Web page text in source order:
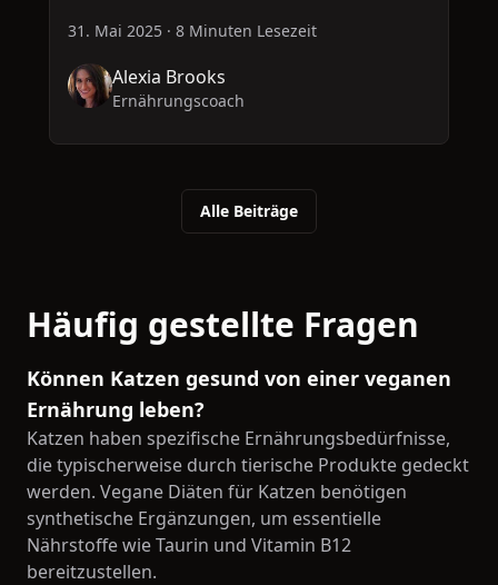
31. Mai 2025 · 8 Minuten Lesezeit
Alexia Brooks
Ernährungscoach
Alle Beiträge
Häufig gestellte Fragen
Können Katzen gesund von einer veganen
Ernährung leben?
Katzen haben spezifische Ernährungsbedürfnisse,
die typischerweise durch tierische Produkte gedeckt
werden. Vegane Diäten für Katzen benötigen
synthetische Ergänzungen, um essentielle
Nährstoffe wie Taurin und Vitamin B12
bereitzustellen.